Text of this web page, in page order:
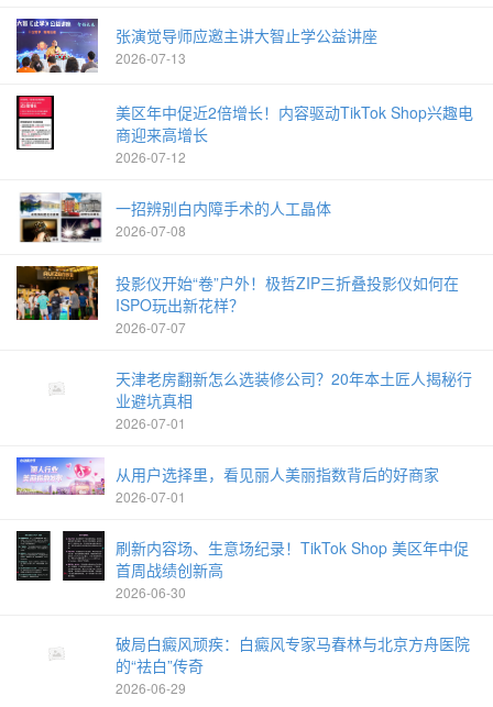
张演觉导师应邀主讲大智止学公益讲座
2026-07-13
美区年中促近2倍增长！内容驱动TikTok Shop兴趣电
商迎来高增长
2026-07-12
一招辨别白内障手术的人工晶体
2026-07-08
投影仪开始“卷”户外！极哲ZIP三折叠投影仪如何在
ISPO玩出新花样？
2026-07-07
天津老房翻新怎么选装修公司？20年本土匠人揭秘行
业避坑真相
2026-07-01
从用户选择里，看见丽人美丽指数背后的好商家
2026-07-01
刷新内容场、生意场纪录！TikTok Shop 美区年中促
首周战绩创新高
2026-06-30
破局白癜风顽疾：白癜风专家马春林与北京方舟医院
的“祛白”传奇
2026-06-29